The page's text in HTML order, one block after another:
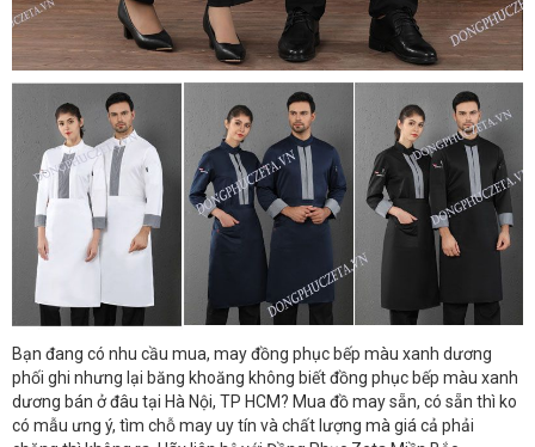
Bạn đang có nhu cầu mua, may đồng phục bếp màu xanh dương
phối ghi nhưng lại băng khoăng không biết đồng phục bếp màu xanh
dương bán ở đâu tại Hà Nội, TP HCM? Mua đồ may sẵn, có sẵn thì ko
có mẫu ưng ý, tìm chỗ may uy tín và chất lượng mà giá cả phải